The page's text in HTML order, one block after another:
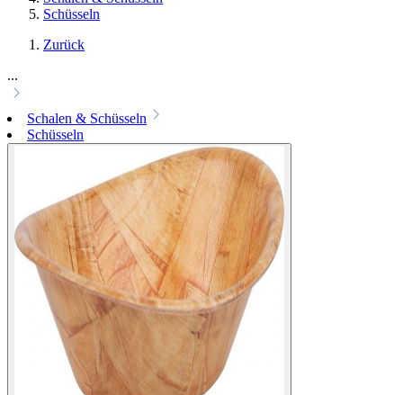
Schüsseln
Zurück
...
Schalen & Schüsseln
Schüsseln